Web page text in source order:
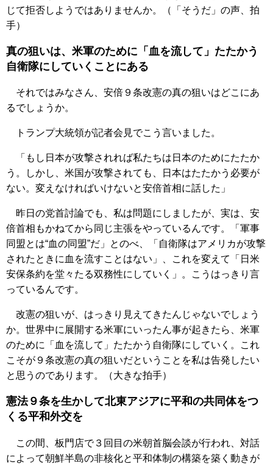
じて拒否しようではありませんか。（「そうだ」の声、拍
手）
真の狙いは、米軍のために「血を流して」たたかう
自衛隊にしていくことにある
それではみなさん、安倍９条改憲の真の狙いはどこにあ
るでしょうか。
トランプ大統領が記者会見でこう言いました。
「もし日本が攻撃されれば私たちは日本のためにたたか
う。しかし、米国が攻撃されても、日本はたたかう必要が
ない。変えなければいけないと安倍首相に話した」
昨日の党首討論でも、私は問題にしましたが、実は、安
倍首相もかねてから同じ主張をやっているんです。「軍事
同盟とは“血の同盟”だ」とのべ、「自衛隊はアメリカが攻撃
されたときに血を流すことはない」、これを変えて「日米
安保条約を堂々たる双務性にしていく」。こうはっきり言
っているんです。
改憲の狙いが、はっきり見えてきたんじゃないでしょう
か。世界中に展開する米軍にいったん事が起きたら、米軍
のために「血を流して」たたかう自衛隊にしていく。これ
こそが９条改憲の真の狙いだということを私は告発したい
と思うのであります。（大きな拍手）
憲法９条を生かして北東アジアに平和の共同体をつ
くる平和外交を
この間、板門店で３回目の米朝首脳会談が行われ、対話
によって朝鮮半島の非核化と平和体制の構築を築く動きが